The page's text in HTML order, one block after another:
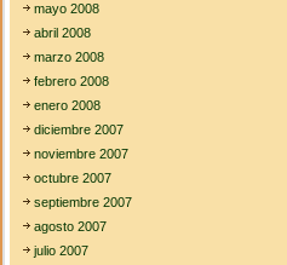
mayo 2008
abril 2008
marzo 2008
febrero 2008
enero 2008
diciembre 2007
noviembre 2007
octubre 2007
septiembre 2007
agosto 2007
julio 2007